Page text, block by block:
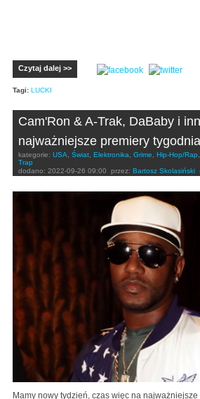
Czytaj dalej >>
Tagi: LUCKI
Cam'Ron & A-Trak, DaBaby i
najważniejsze premiery tygodnia
kategorie: USA, Świat, Elektronika, Grime, Hip-Hop/Rap,
Trap
dodano: 2022-09-26 09:00 przez: Bartosz Skolasiński
Mamy nowy tydzień, czas więc na